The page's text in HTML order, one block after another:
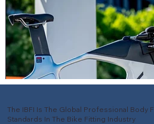
The IBFI Is The Global Professional Body
Standards In The Bike Fitting Industry